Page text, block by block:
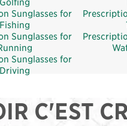
Sunglasses for
Fishing
Sunglasses for
Sunglasses for
Driving
C'EST